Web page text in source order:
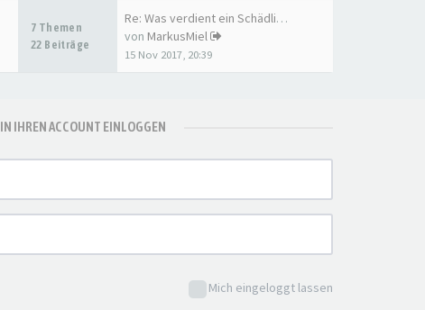
7 Themen
22 Beiträge
Re: Was verdient ein Schädlin…
von MarkusMiel
15 Nov 2017, 20:39
IN IHREN ACCOUNT EINLOGGEN
Mich eingeloggt lassen